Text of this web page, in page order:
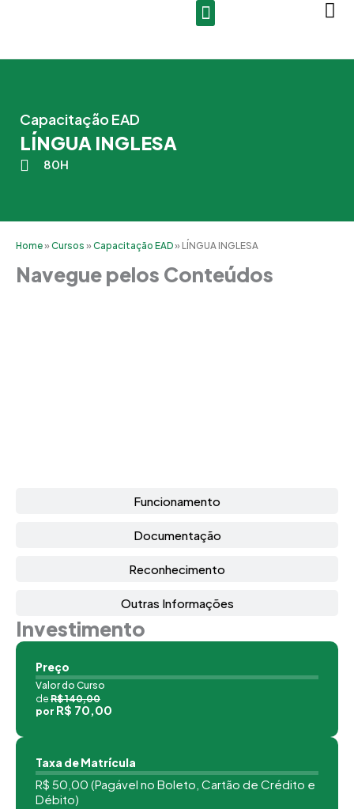
Capacitação EAD
LÍNGUA INGLESA
80H
Home»Cursos »Capacitação EAD» LÍNGUA INGLESA
Navegue pelos Conteúdos
Funcionamento
Documentação
Reconhecimento
Outras Informações
Investimento
Preço
Valor do Curso
de R$ 140,00
por R$ 70,00
Taxa de Matrícula
R$ 50,00 (Pagável no Boleto, Cartão de Crédito e
Débito)